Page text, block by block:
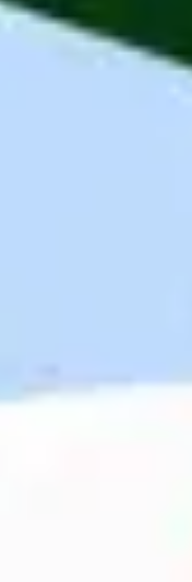
samodzielność,
prawo jazdy
Company
Maandag®
based in Wroclaw
providing IT
teams in Poland
Our English/
support our
backend,
We are part of the
with 4,000
located in the